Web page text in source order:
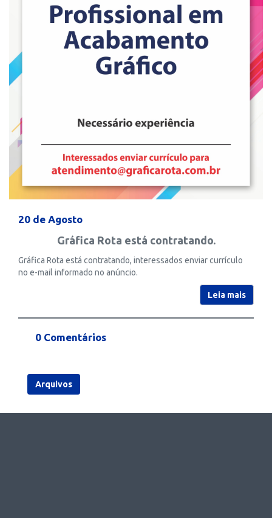
20 de Agosto
Gráfica Rota está contratando.
Gráfica Rota está contratando, interessados enviar currículo
no e-mail informado no anúncio.
Leia mais
0 Comentários
Arquivos